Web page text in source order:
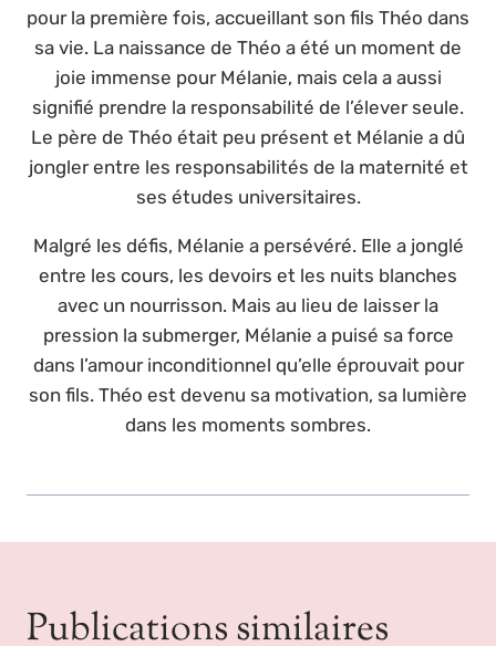
pour la première fois, accueillant son fils Théo dans
sa vie. La naissance de Théo a été un moment de
joie immense pour Mélanie, mais cela a aussi
signifié prendre la responsabilité de l’élever seule.
Le père de Théo était peu présent et Mélanie a dû
jongler entre les responsabilités de la maternité et
ses études universitaires.
Malgré les défis, Mélanie a persévéré. Elle a jonglé
entre les cours, les devoirs et les nuits blanches
avec un nourrisson. Mais au lieu de laisser la
pression la submerger, Mélanie a puisé sa force
dans l’amour inconditionnel qu’elle éprouvait pour
son fils. Théo est devenu sa motivation, sa lumière
dans les moments sombres.
Publications similaires